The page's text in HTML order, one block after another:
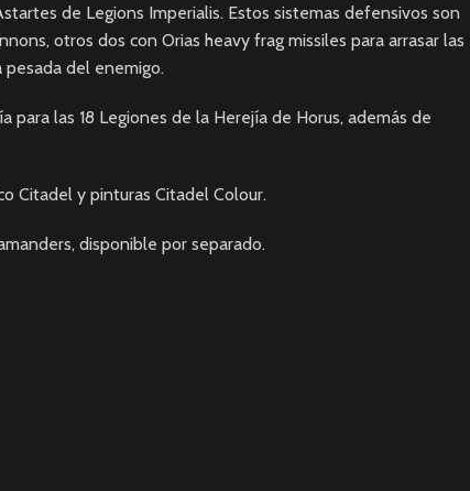
de Legions Imperialis. Estos sistemas defensivos son
otros dos con Orias heavy frag missiles para arrasar las
del enemigo.
las 18 Legiones de la Herejía de Horus, además de
Citadel y pinturas Citadel Colour.
, disponible por separado.